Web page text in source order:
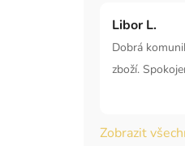
Libor L.
Dobrá
zboží.
Zobrazit